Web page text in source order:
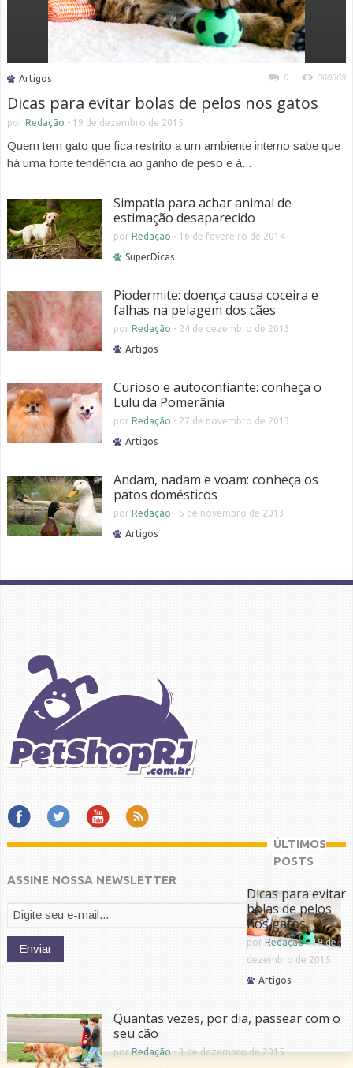
Artigos 0 360369
Dicas para evitar bolas de pelos nos gatos
por Redação - 19 de dezembro de 2015
Quem tem gato que fica restrito a um ambiente interno sabe que
há uma forte tendência ao ganho de peso e à...
Simpatia para achar animal de
estimação desaparecido
por Redação - 16 de fevereiro de 2014
SuperDicas
Piodermite: doença causa coceira e
falhas na pelagem dos cães
por Redação - 24 de dezembro de 2013
Artigos
Curioso e autoconfiante: conheça o
Lulu da Pomerânia
por Redação - 27 de novembro de 2013
Artigos
Andam, nadam e voam: conheça os
patos domésticos
por Redação - 5 de novembro de 2013
Artigos
ASSINE NOSSA NEWSLETTER
ÚLTIMOS
POSTS
Dicas para evitar
bolas de pelos
nos gatos
por Redação-19 de
dezembro de 2015
Artigos
Quantas vezes, por dia, passear com o
seu cão
porRedação-3 de dezembro de 2015